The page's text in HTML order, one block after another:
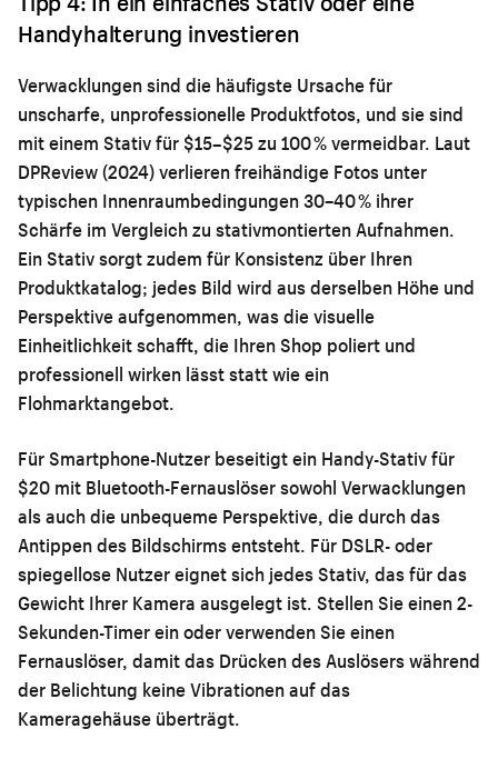
Handyhalterung investieren
Verwacklungen sind die häufigste Ursache für
unscharfe, unprofessionelle Produktfotos, und sie sind
mit einem Stativ für $15–$25 zu 100 % vermeidbar. Laut
DPReview (2024) verlieren freihändige Fotos unter
typischen Innenraumbedingungen 30–40 % ihrer
Schärfe im Vergleich zu stativmontierten Aufnahmen.
Ein Stativ sorgt zudem für Konsistenz über Ihren
Produktkatalog; jedes Bild wird aus derselben Höhe und
Perspektive aufgenommen, was die visuelle
Einheitlichkeit schafft, die Ihren Shop poliert und
professionell wirken lässt statt wie ein
Flohmarktangebot.
Für Smartphone-Nutzer beseitigt ein Handy-Stativ für
$20 mit Bluetooth-Fernauslöser sowohl Verwacklungen
als auch die unbequeme Perspektive, die durch das
Antippen des Bildschirms entsteht. Für DSLR- oder
spiegellose Nutzer eignet sich jedes Stativ, das für das
Gewicht Ihrer Kamera ausgelegt ist. Stellen Sie einen 2-
Sekunden-Timer ein oder verwenden Sie einen
Fernauslöser, damit das Drücken des Auslösers während
der Belichtung keine Vibrationen auf das
Kameragehäuse überträgt.